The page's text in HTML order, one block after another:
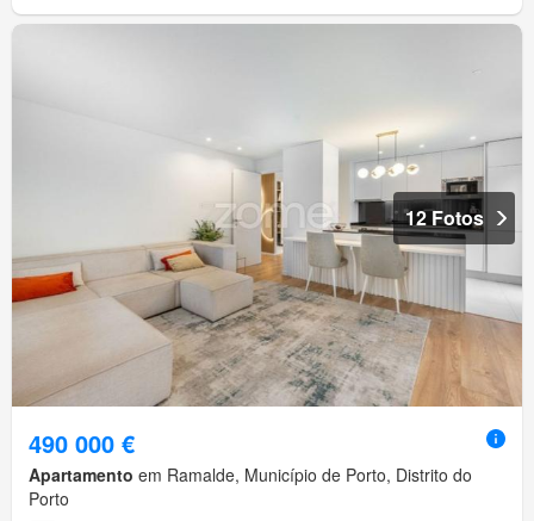
12 Fotos
490 000 €
Apartamento em Ramalde, Município de Porto, Distrito do
Porto